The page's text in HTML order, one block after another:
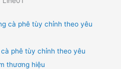
phê tùy chỉnh theo yêu
thương hiệu